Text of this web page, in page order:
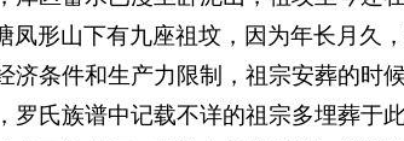
凤形山下有九座祖坟，因为年长月久
济条件和生产力限制，祖宗安葬的时
罗氏族谱中记载不详的祖宗多埋葬于